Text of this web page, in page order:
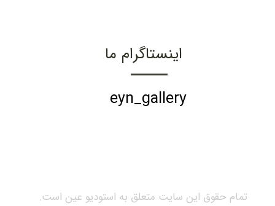
تمام حقوق این سایت متعلق به استودیو عین است.
اینستاگرام ما
eyn_gallery